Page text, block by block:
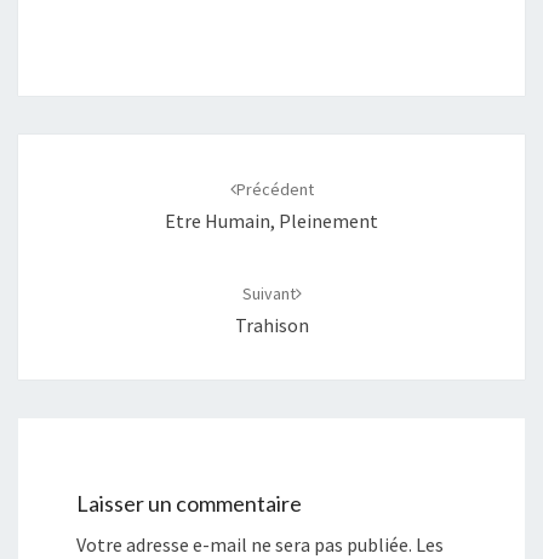
Précédent
Etre Humain, Pleinement
Suivant
Trahison
Laisser un commentaire
Votre adresse e-mail ne sera pas publiée. Les